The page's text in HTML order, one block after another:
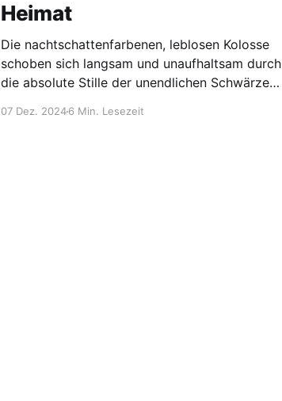
Heimat
Die nachtschattenfarbenen, leblosen Kolosse
schoben sich langsam und unaufhaltsam durch
die absolute Stille der unendlichen Schwärze
07 Dez. 20246 Min. Lesezeit